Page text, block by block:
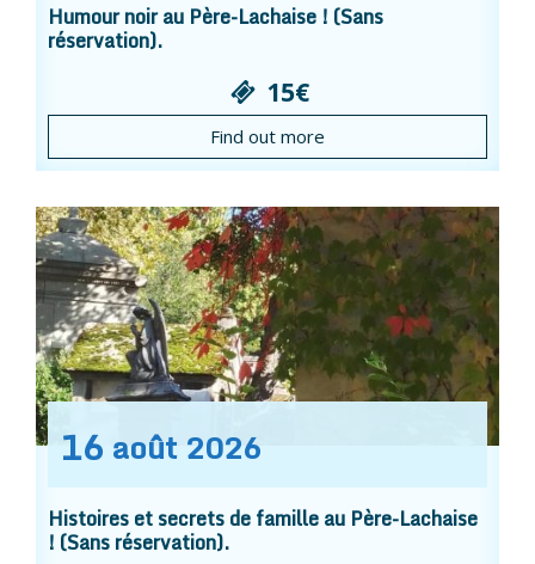
Humour noir au Père-Lachaise ! (Sans
réservation).
15€
Find out more
16 août 2026
Histoires et secrets de famille au Père-Lachaise
! (Sans réservation).